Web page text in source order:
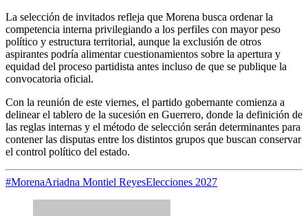
La selección de invitados refleja que Morena busca ordenar la
competencia interna privilegiando a los perfiles con mayor peso
político y estructura territorial, aunque la exclusión de otros
aspirantes podría alimentar cuestionamientos sobre la apertura y
equidad del proceso partidista antes incluso de que se publique la
convocatoria oficial.
Con la reunión de este viernes, el partido gobernante comienza a
delinear el tablero de la sucesión en Guerrero, donde la definición de
las reglas internas y el método de selección serán determinantes para
contener las disputas entre los distintos grupos que buscan conservar
el control político del estado.
#MorenaAriadna Montiel ReyesElecciones 2027